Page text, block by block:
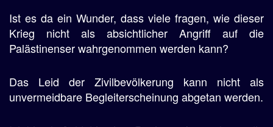
Ist es da ein Wunder, dass viele fragen, wie dieser
Krieg nicht als absichtlicher Angriff auf die
Palästinenser wahrgenommen werden kann?
Das Leid der Zivilbevölkerung kann nicht als
unvermeidbare Begleiterscheinung abgetan werden.